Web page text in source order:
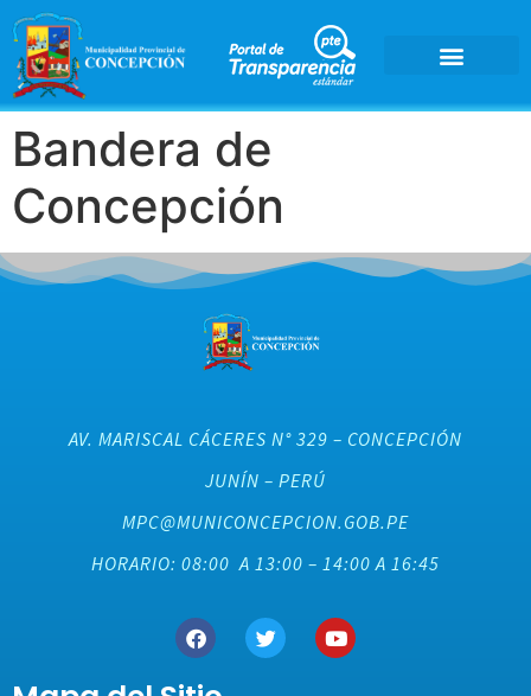
Bandera de
Concepción
AV. MARISCAL CÁCERES N° 329 – CONCEPCIÓN
JUNÍN – PERÚ
MPC@MUNICONCEPCION.GOB.PE
HORARIO: 08:00 A 13:00 – 14:00 A 16:45